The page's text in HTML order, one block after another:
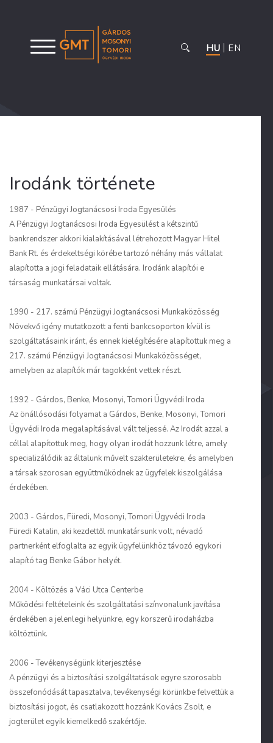
HU EN
Irodánk története
1987 - Pénzügyi Jogtanácsosi Iroda Egyesülés
A Pénzügyi Jogtanácsosi Iroda Egyesülést a kétszintű
bankrendszer akkori kialakításával létrehozott Magyar Hitel
Bank Rt. és érdekeltségi körébe tartozó néhány más vállalat
alapította a jogi feladataik ellátására. Irodánk alapítói e
társaság munkatársai voltak.
1990 - 217. számú Pénzügyi Jogtanácsosi Munkaközösség
Növekvő igény mutatkozott a fenti bankcsoporton kívül is
szolgáltatásaink iránt, és ennek kielégítésére alapítottuk meg a
217. számú Pénzügyi Jogtanácsosi Munkaközösséget,
amelyben az alapítók már tagokként vettek részt.
1992 - Gárdos, Benke, Mosonyi, Tomori Ügyvédi Iroda
Az önállósodási folyamat a Gárdos, Benke, Mosonyi, Tomori
Ügyvédi Iroda megalapításával vált teljessé. Az Irodát azzal a
céllal alapítottuk meg, hogy olyan irodát hozzunk létre, amely
specializálódik az általunk művelt szakterületekre, és amelyben
a társak szorosan együttműködnek az ügyfelek kiszolgálása
érdekében.
2003 - Gárdos, Füredi, Mosonyi, Tomori Ügyvédi Iroda
Füredi Katalin, aki kezdettől munkatársunk volt, névadó
partnerként elfoglalta az egyik ügyfelünkhöz távozó egykori
alapító tag Benke Gábor helyét.
2004 - Költözés a Váci Utca Centerbe
Működési feltételeink és szolgáltatási színvonalunk javítása
érdekében a jelenlegi helyünkre, egy korszerű irodaházba
költöztünk.
2006 - Tevékenységünk kiterjesztése
A pénzügyi és a biztosítási szolgáltatások egyre szorosabb
összefonódását tapasztalva, tevékenységi körünkbe felvettük a
biztosítási jogot, és csatlakozott hozzánk Kovács Zsolt, e
jogterület egyik kiemelkedő szakértője.